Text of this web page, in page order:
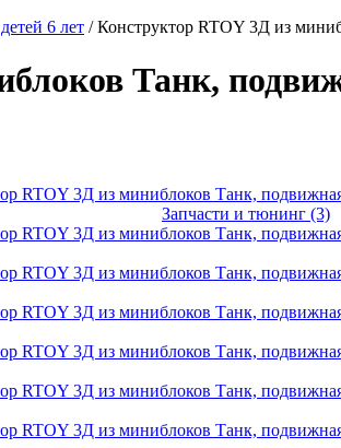
6 лет /Конструктор RTOY 3Д из
Танк,
Запчасти и тюнинг (3)